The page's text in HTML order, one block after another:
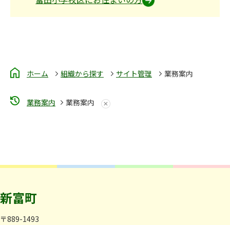
ホーム 組織から探す サイト管理 業務案内
業務案内 業務案内
新富町
〒889-1493